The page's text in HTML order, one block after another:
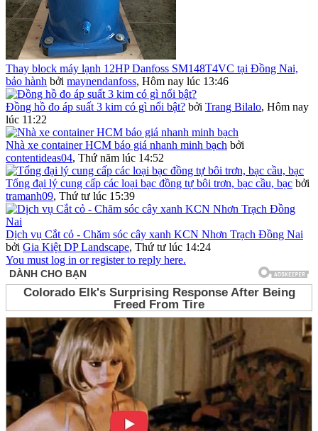
Thay block máy lạnh 12HP Danfoss SM148T4VC tại Đồng Nai,
bảo hành bởi maynendanfoss, Hôm nay lúc 13:46
Đồng hồ đo áp suất 3 kim có gì nổi bật? bởi Trang Bilalo, Hôm nay
lúc 11:22
Nhà xe container HCM báo giá nhanh minh bạch bởi
contentideas04, Thứ năm lúc 14:52
Tổng đại lý cung cấp các loại bạc đồng tự bôi trơn, bạc cầu, bạc bởi
tramanh09, Thứ tư lúc 15:39
Dịch vụ Cắt cỏ - Chăm sóc cây xanh KCN Nhơn Trạch Đồng Nai
bởi Gia Kiệt DP Landscape, Thứ tư lúc 14:24
You must log in or register to reply here.